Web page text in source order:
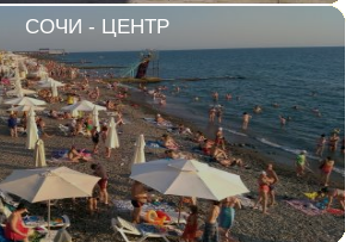
СОЧИ - ЦЕНТР